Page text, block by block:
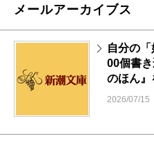
メールアーカイブス
自分の
00個書
のほん』
2026/07/15